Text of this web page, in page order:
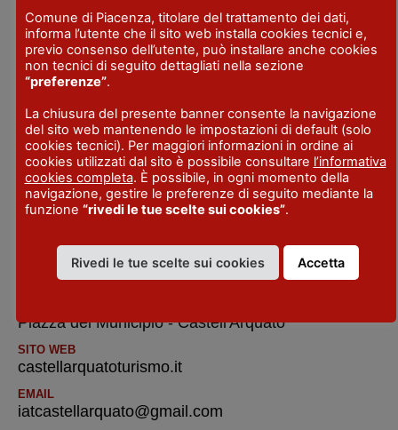
LOCALITA'
Vigoleno
TELEFONO
+39.329.7503774
EMAIL
infovigoleno@libero.it
SITO WEB
visitvigoleno.it/
IAT R Castell’Arquato e Val d’Arda
Piazza del Municipio - Castell'Arquato
SITO WEB
castellarquatoturismo.it
EMAIL
iatcastellarquato@gmail.com
Comune di Piacenza, titolare del trattamento dei dati,
informa l’utente che il sito web installa cookies tecnici e,
previo consenso dell’utente, può installare anche cookies
non tecnici di seguito dettagliati nella sezione
“preferenze”.
La chiusura del presente banner consente la navigazione
del sito web mantenendo le impostazioni di default (solo
cookies tecnici). Per maggiori informazioni in ordine ai
cookies utilizzati dal sito è possibile consultare l’informativa
cookies completa. È possibile, in ogni momento della
navigazione, gestire le preferenze di seguito mediante la
funzione “rivedi le tue scelte sui cookies”.
Rivedi le tue scelte sui cookies Accetta